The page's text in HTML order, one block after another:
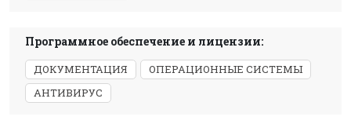
Программное обеспечение и лицензии:
ДОКУМЕНТАЦИЯ
ОПЕРАЦИОННЫЕ СИСТЕМЫ
АНТИВИРУС